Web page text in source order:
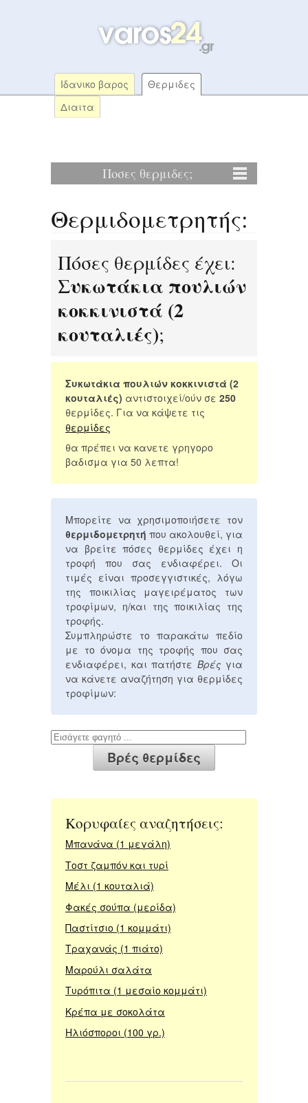
Ιδανικο βαρος
Θερμιδες
Διαιτα
Ποσες θερμιδες;
Θερμιδομετρητής:
Πόσες θερμίδες έχει:
Συκωτάκια πουλιών
κοκκινιστά (2
κουταλιές);
Συκωτάκια πουλιών κοκκινιστά (2
κουταλιές) αντιστοιχεί/ούν σε 250
θερμίδες. Για να κάψετε τις
θερμίδες
θα πρέπει να κανετε γρηγορο
βαδισμα για 50 λεπτα!
Μπορείτε να χρησιμοποιήσετε τον
θερμιδομετρητή που ακολουθεί, για
να βρείτε πόσες θερμίδες έχει η
τροφή που σας ενδιαφέρει. Οι
τιμές είναι προσεγγιστικές, λόγω
της ποικιλίας μαγειρέματος των
τροφίμων, η/και της ποικιλίας της
τροφής.
Συμπληρώστε το παρακάτω πεδίο
με το όνομα της τροφής που σας
ενδιαφέρει, και πατήστε Βρές για
να κάνετε αναζήτηση για θερμίδες
τροφίμων:
Κορυφαίες αναζητήσεις:
Μπανάνα (1 μεγάλη)
Τοστ ζαμπόν και τυρί
Μέλι (1 κουταλιά)
Φακές σούπα (μερίδα)
Παστίτσιο (1 κομμάτι)
Τραχανάς (1 πιάτο)
Μαρούλι σαλάτα
Τυρόπιτα (1 μεσαίο κομμάτι)
Κρέπα με σοκολάτα
Ηλιόσποροι (100 γρ.)